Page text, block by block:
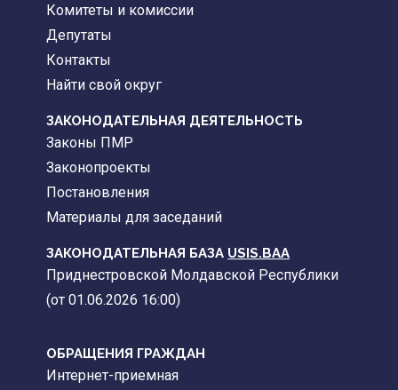
Комитеты и комиссии
Депутаты
Контакты
Найти свой округ
ЗАКОНОДАТЕЛЬНАЯ ДЕЯТЕЛЬНОСТЬ
Законы ПМР
Законопроекты
Постановления
Материалы для заседаний
ЗАКОНОДАТЕЛЬНАЯ БАЗА USIS.BAA
Приднестровской Молдавской Республики
(от 01.06.2026 16:00)
ОБРАЩЕНИЯ ГРАЖДАН
Интернет-приемная